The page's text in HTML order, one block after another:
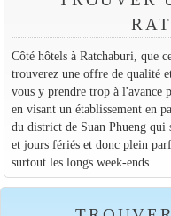
Côté hôtels à Ratchaburi, que
trouverez une offre de qualité
vous y prendre trop à l'avance
en visant un établissement en
du district de Suan Phueng qui
et jours fériés et donc plein
surtout les longs week-ends.